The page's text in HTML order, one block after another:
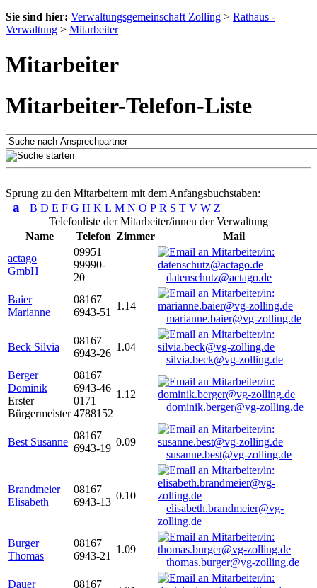
Sie sind hier: Verwaltungsgemeinschaft Zolling > Rathaus -
Verwaltung > Mitarbeiter
Mitarbeiter
Mitarbeiter-Telefon-Liste
Sprung zu den Mitarbeitern mit dem Anfangsbuchstaben:
a B D E F G H K L M N O P R S T V W Z
Telefonliste der Mitarbeiter/innen der Verwaltung
Name
Telefon Zimmer
Mail
actago
GmbH
09951
99990-
20
datenschutz@actago.de
Baier
Marianne
08167
6943-51
1.14
marianne.baier@vg-zolling.de
Beck Silvia
08167
6943-26
1.04
silvia.beck@vg-zolling.de
Berger
Dominik
Erster
Bürgermeister
08167
6943-46
0171
4788152
1.12
dominik.berger@vg-zolling.de
Best Susanne
08167
6943-19
0.09
susanne.best@vg-zolling.de
Brandmeier
Elisabeth
08167
6943-13
0.10
elisabeth.brandmeier@vg-
zolling.de
Burger
Thomas
08167
6943-21
1.09
thomas.burger@vg-zolling.de
Dauer
08167